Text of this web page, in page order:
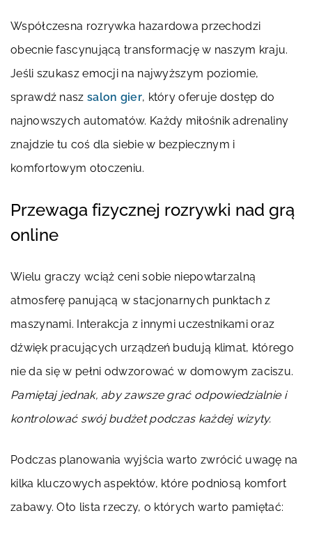
Współczesna rozrywka hazardowa przechodzi
obecnie fascynującą transformację w naszym kraju.
Jeśli szukasz emocji na najwyższym poziomie,
sprawdź nasz salon gier, który oferuje dostęp do
najnowszych automatów. Każdy miłośnik adrenaliny
znajdzie tu coś dla siebie w bezpiecznym i
komfortowym otoczeniu.
Przewaga fizycznej rozrywki nad grą
online
Wielu graczy wciąż ceni sobie niepowtarzalną
atmosferę panującą w stacjonarnych punktach z
maszynami. Interakcja z innymi uczestnikami oraz
dźwięk pracujących urządzeń budują klimat, którego
nie da się w pełni odwzorować w domowym zaciszu.
Pamiętaj jednak, aby zawsze grać odpowiedzialnie i
kontrolować swój budżet podczas każdej wizyty.
Podczas planowania wyjścia warto zwrócić uwagę na
kilka kluczowych aspektów, które podniosą komfort
zabawy. Oto lista rzeczy, o których warto pamiętać: